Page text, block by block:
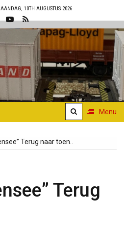
10TH AUGUSTUS 2026
Menu
Terug naar toen..
Terug